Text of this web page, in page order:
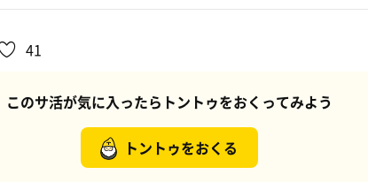
41
このサ活が気に入ったらトントゥをおくってみよう
トントゥをおくる